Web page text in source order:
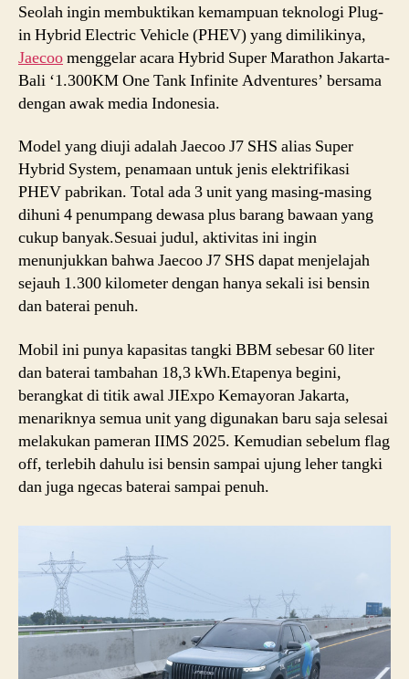
Seolah ingin membuktikan kemampuan teknologi Plug-
in Hybrid Electric Vehicle (PHEV) yang dimilikinya,
Jaecoomenggelar acara Hybrid Super Marathon Jakarta-
Bali ‘1.300KM One Tank Infinite Adventures’ bersama
dengan awak media Indonesia.
Model yang diuji adalah Jaecoo J7 SHS alias Super
Hybrid System, penamaan untuk jenis elektrifikasi
PHEV pabrikan. Total ada 3 unit yang masing-masing
dihuni 4 penumpang dewasa plus barang bawaan yang
cukup banyak.Sesuai judul, aktivitas ini ingin
menunjukkan bahwa Jaecoo J7 SHS dapat menjelajah
sejauh 1.300 kilometer dengan hanya sekali isi bensin
dan baterai penuh.
Mobil ini punya kapasitas tangki BBM sebesar 60 liter
dan baterai tambahan 18,3 kWh.Etapenya begini,
berangkat di titik awal JIExpo Kemayoran Jakarta,
menariknya semua unit yang digunakan baru saja selesai
melakukan pameran IIMS 2025. Kemudian sebelum flag
off, terlebih dahulu isi bensin sampai ujung leher tangki
dan juga ngecas baterai sampai penuh.